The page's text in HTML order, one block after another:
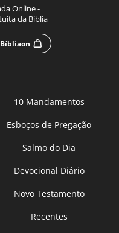
Online -
da Bíblia
10 Mandamentos
Esboços de Pregação
Salmo do Dia
Devocional Diário
Novo Testamento
Recentes